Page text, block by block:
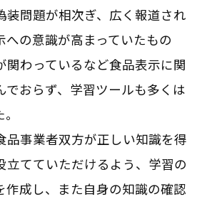
装問題が相次ぎ、広く報道され
への意識が高まっていたもの
関わっているなど食品表示に関
でおらず、学習ツールも多くは
品事業者双方が正しい知識を得
立てていただけるよう、学習の
作成し、また自身の知識の確認